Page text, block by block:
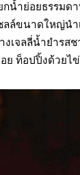
กน้ำย่อยธรรมด
ลล์ขนาดใหญ่นำ
งเจลลี่น้ำยำรส
ย ท็อปปิ้งด้วยไ